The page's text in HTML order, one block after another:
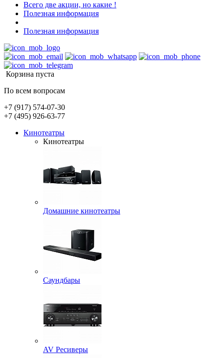
Всего две акции, но какие !
Полезная информация
Полезная информация
Корзина пуста
По всем вопросам
+7 (917) 574-07-30
+7 (495) 926-63-77
Кинотеатры
Кинотеатры
Домашние кинотеатры
Саундбары
AV Ресиверы